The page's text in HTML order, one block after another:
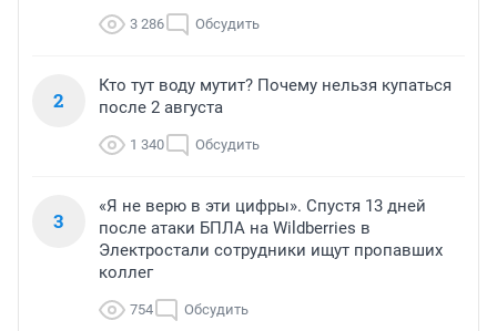
3 286 Обсудить
2
Кто тут воду мутит? Почему нельзя купаться
после 2 августа
1 340 Обсудить
3
«Я не верю в эти цифры». Спустя 13 дней
после атаки БПЛА на Wildberries в
Электростали сотрудники ищут пропавших
коллег
754 Обсудить